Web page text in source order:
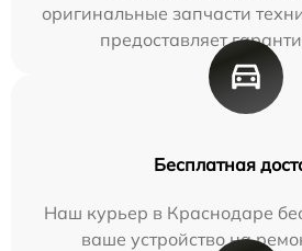
оригинальные запчасти
предоставляет
Бесплатная
Наш курьер в Краснодаре
ваше устройство на